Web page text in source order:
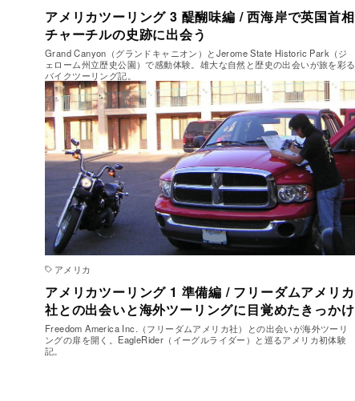
アメリカツーリング 3 醍醐味編 / 西海岸で英国首相
チャーチルの史跡に出会う
Grand Canyon（グランドキャニオン）とJerome State Historic Park（ジ
ェローム州立歴史公園）で感動体験。雄大な自然と歴史の出会いが旅を彩る
バイクツーリング記。
アメリカ
アメリカツーリング 1 準備編 / フリーダムアメリカ
社との出会いと海外ツーリングに目覚めたきっかけ
Freedom America Inc.（フリーダムアメリカ社）との出会いが海外ツーリ
ングの扉を開く。EagleRider（イーグルライダー）と巡るアメリカ初体験
記。